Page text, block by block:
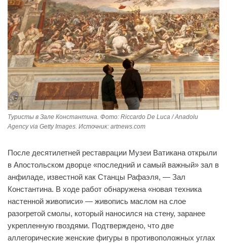
Туристы в Зале Константина. Фото: Riccardo De Luca / Anadolu
Agency via Getty Images. Источник: artnews.com
После десятилетней реставрации Музеи Ватикана открыли
в Апостольском дворце «последний и самый важный» зал в
анфиладе, известной как Станцы Рафаэля, — Зал
Константина. В ходе работ обнаружена «новая техника
настенной живописи» — живопись маслом на слое
разогретой смолы, который наносился на стену, заранее
укрепленную гвоздями. Подтверждено, что две
аллегорические женские фигуры в противоположных углах